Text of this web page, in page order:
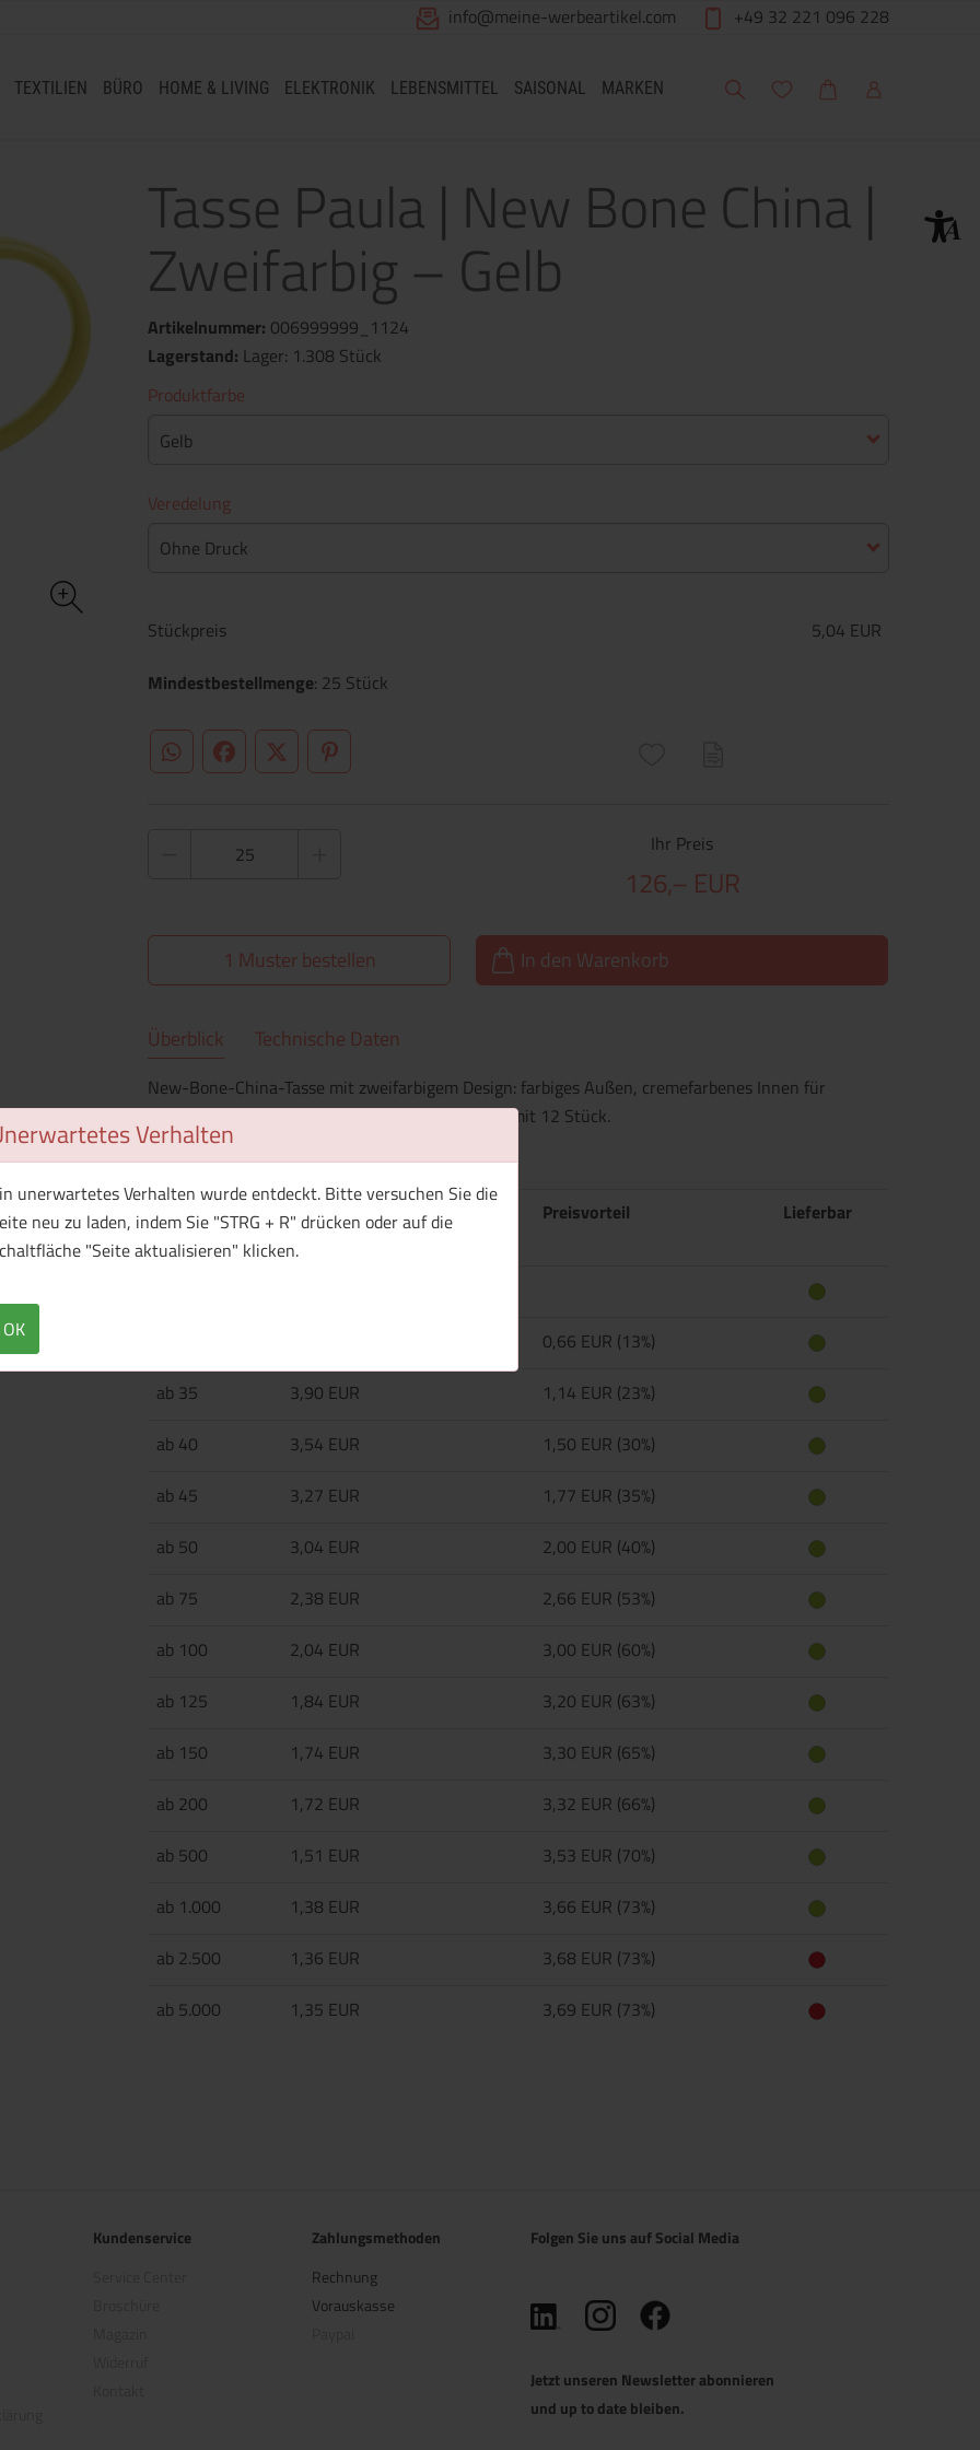
Verhalten
unerwartetes Verhalten wurde entdeckt. Bitte versuchen Sie die
neu zu laden, indem Sie "STRG + R" drücken oder auf die
"Seite aktualisieren" klicken.
OK
info@meine-werbeartikel.com +49 32 221 096 228
TEXTILIEN BÜRO HOME & LIVING ELEKTRONIK LEBENSMITTEL SAISONAL MARKEN Suche Meine Wunschliste
WarenkorbMein Account
Tasse Paula | New Bone China |
Zweifarbig – Gelb
Artikelnummer: 006999999_1124
Lagerstand: Lager: 1.308 Stück
Produktfarbe
Gelb
Veredelung
Ohne Druck
Stückpreis
5,04 EUR
Mindestbestellmenge: 25 Stück
WhatsApp (#[creator\plugin\share\core\structs\SocialSharingServiceSettings]:only_chrome#)
FacebookTwitter (#[creator\plugin\share\core\structs\SocialSharingServiceSettings]:formaly_twitter#)
Pinterest
Ihr Preis
126,– EUR
1 Muster bestellen In den Warenkorb
Überblick Technische Daten
New-Bone-China-Tasse mit zweifarbigem Design: farbiges Außen, cremefarbenes Innen für
stilvolles Kontrast. Bestellung pro vollem Karton mit 12 Stück.
Menge
Preis / Stück
Netto
Brutto
Preisvorteil Lieferbar
0,66 EUR (13%)
ab 35
3,90 EUR
1,14 EUR (23%)
ab 40
3,54 EUR
1,50 EUR (30%)
ab 45
3,27 EUR
1,77 EUR (35%)
ab 50
3,04 EUR
2,00 EUR (40%)
ab 75
2,38 EUR
2,66 EUR (53%)
ab 100
2,04 EUR
3,00 EUR (60%)
ab 125
1,84 EUR
3,20 EUR (63%)
ab 150
1,74 EUR
3,30 EUR (65%)
ab 200
1,72 EUR
3,32 EUR (66%)
ab 500
1,51 EUR
3,53 EUR (70%)
ab 1.000
1,38 EUR
3,66 EUR (73%)
ab 2.500
1,36 EUR
3,68 EUR (73%)
ab 5.000
1,35 EUR 3,69 EUR (73%)
Kundenservice
Zahlungsmethoden
Rechnung
Vorauskasse
Folgen Sie uns auf Social Media
(öffnet in neuem Tab)
(öffnet in neuem Tab)
(öffnet in neuem Tab)
Jetzt unseren Newsletter abonnieren
und up to date bleiben.